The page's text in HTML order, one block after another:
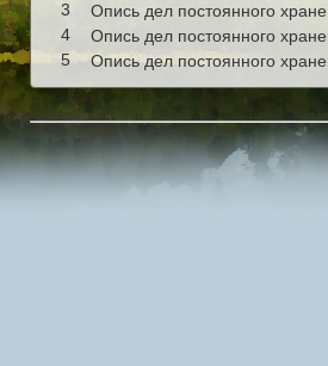
3
Опись дел постоянного
4
Опись дел постоянного
5
Опись дел постоянного